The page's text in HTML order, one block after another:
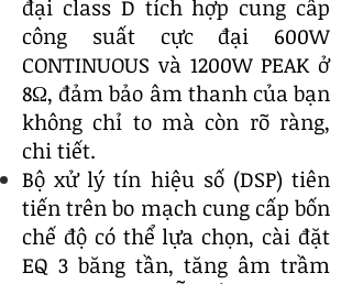
đại class D tích hợp cung cấp
công suất cực đại 600W
CONTINUOUS và 1200W PEAK ở
8Ω, đảm bảo âm thanh của bạn
không chỉ to mà còn rõ ràng,
chi tiết.
Bộ xử lý tín hiệu số (DSP) tiên
tiến trên bo mạch cung cấp bốn
chế độ có thể lựa chọn, cài đặt
EQ 3 băng tần, tăng âm trầm